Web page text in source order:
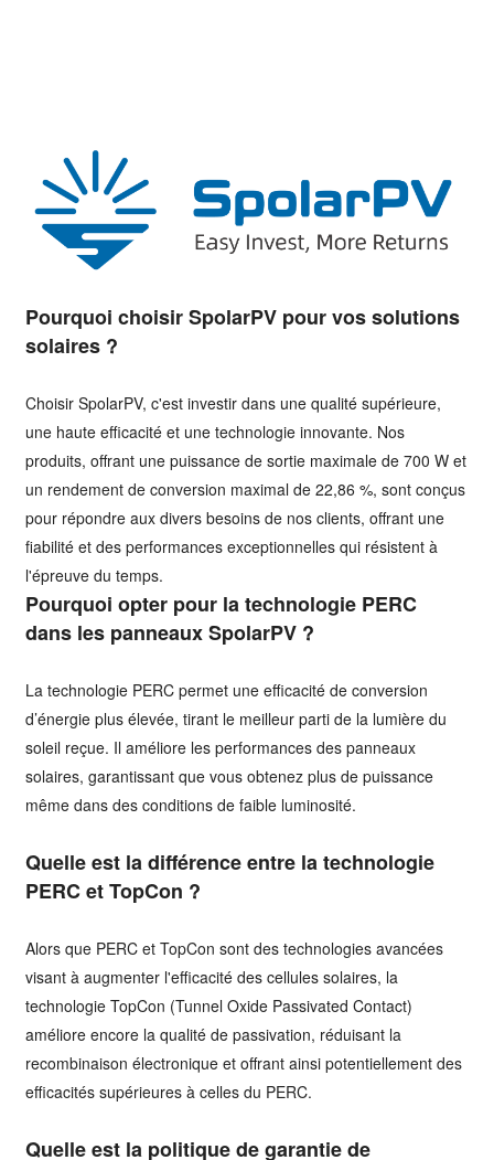
Pourquoi choisir SpolarPV pour vos solutions
solaires ?
Choisir SpolarPV, c'est investir dans une qualité supérieure,
une haute efficacité et une technologie innovante. Nos
produits, offrant une puissance de sortie maximale de 700 W et
un rendement de conversion maximal de 22,86 %, sont conçus
pour répondre aux divers besoins de nos clients, offrant une
fiabilité et des performances exceptionnelles qui résistent à
l'épreuve du temps.
Pourquoi opter pour la technologie PERC
dans les panneaux SpolarPV ?
La technologie PERC permet une efficacité de conversion
d’énergie plus élevée, tirant le meilleur parti de la lumière du
soleil reçue. Il améliore les performances des panneaux
solaires, garantissant que vous obtenez plus de puissance
même dans des conditions de faible luminosité.
Quelle est la différence entre la technologie
PERC et TopCon ?
Alors que PERC et TopCon sont des technologies avancées
visant à augmenter l'efficacité des cellules solaires, la
technologie TopCon (Tunnel Oxide Passivated Contact)
améliore encore la qualité de passivation, réduisant la
recombinaison électronique et offrant ainsi potentiellement des
efficacités supérieures à celles du PERC.
Quelle est la politique de garantie de